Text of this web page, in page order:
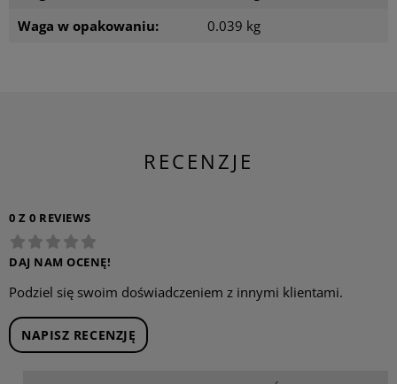
Waga w opakowaniu:
0.039 kg
RECENZJE
0 Z 0 REVIEWS
DAJ NAM OCENĘ!
Podziel się swoim doświadczeniem z innymi klientami.
NAPISZ RECENZJĘ